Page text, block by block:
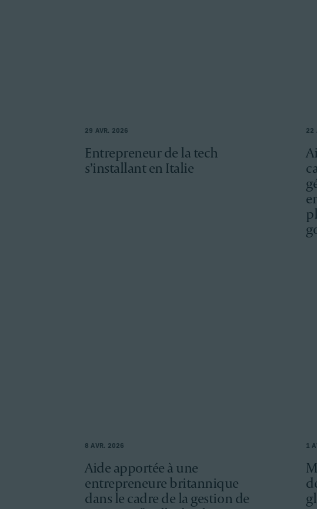
29 AVR. 2026
Entrepreneur de la tech
s’installant en Italie
22
8 AVR. 2026
Aide apportée à une
entrepreneure britannique
dans le cadre de la gestion de
1